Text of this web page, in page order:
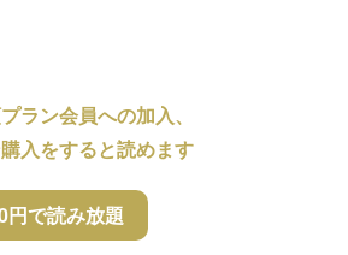
ラン会員への加入、
入をすると読めます
円で読み放題